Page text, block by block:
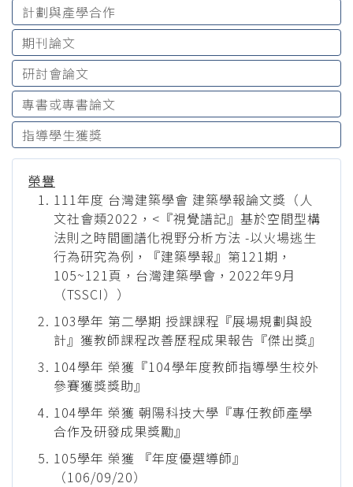
計劃與產學合作
期刊論文
研討會論文
專書或專書論文
指導學生獲獎
榮譽
111年度 台灣建築學會 建築學報論文獎（人
文社會類2022，<『視覺譜記』基於空間型構
法則之時間圖譜化視野分析方法 -以火場逃生
行為研究為例，『建築學報』第121期，
105~121頁，台灣建築學會，2022年9月
（TSSCI））
103學年 第二學期 授課課程『展場規劃與設
計』獲教師課程改善歷程成果報告『傑出獎』
104學年 榮獲『104學年度教師指導學生校外
參賽獲獎獎助』
104學年 榮獲 朝陽科技大學『專任教師產學
合作及研發成果獎勵』
105學年 榮獲 『年度優選導師』
（106/09/20）